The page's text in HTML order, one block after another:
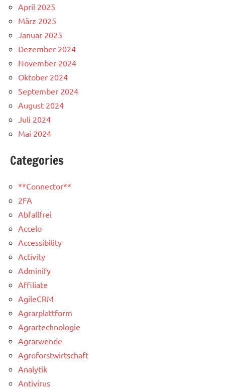
April 2025
März 2025
Januar 2025
Dezember 2024
November 2024
Oktober 2024
September 2024
August 2024
Juli 2024
Mai 2024
Categories
**Connector**
2FA
Abfallfrei
Accelo
Accessibility
Activity
Adminify
Affiliate
AgileCRM
Agrarplattform
Agrartechnologie
Agrarwende
Agroforstwirtschaft
Analytik
Antivirus